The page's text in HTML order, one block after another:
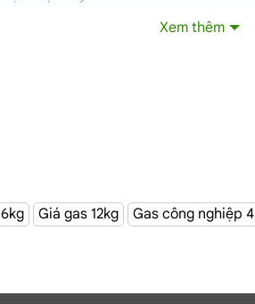
Xem thêm
Giá gas 12kg Gas công nghiệp